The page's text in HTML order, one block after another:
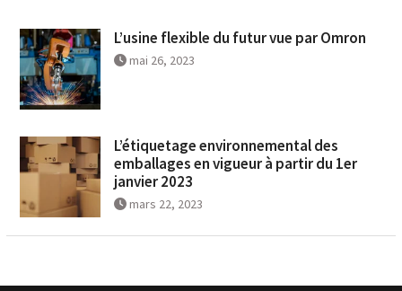
L’usine flexible du futur vue par Omron
mai 26, 2023
L’étiquetage environnemental des
emballages en vigueur à partir du 1er
janvier 2023
mars 22, 2023